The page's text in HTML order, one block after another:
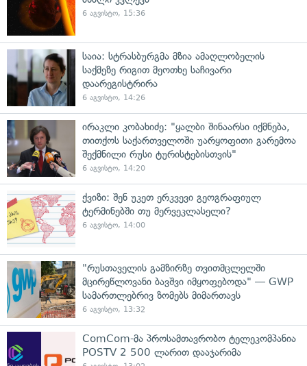
6 აგვისტო, 15:36
საია: სტრასბურგმა მზია ამაღლობელის
საქმეზე რიგით მეოთხე საჩივარი
დაარეგისტრირა
6 აგვისტო, 14:26
ირაკლი კობახიძე: "ყალბი შინაარსი იქმნება,
თითქოს საქართველოში უარყოფითი გარემოა
შექმნილი რუსი ტურისტებისთვის"
6 აგვისტო, 14:20
ქვიზი: შენ უკეთ ერკვევი გეოგრაფიულ
ტერმინებში თუ მერვეკლასელი?
6 აგვისტო, 14:00
"რუსთაველის გამზირზე თვითმცლელში
მცირეწლოვანი ბავშვი იმყოფებოდა" — GWP
სამართლებრივ ზომებს მიმართავს
6 აგვისტო, 13:32
ComCom-მა პროსამთავრობო ტელეკომპანია
POSTV 2 500 ლარით დააჯარიმა